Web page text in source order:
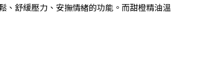
、舒緩壓力、安撫情緒的功能。而甜橙精油溫